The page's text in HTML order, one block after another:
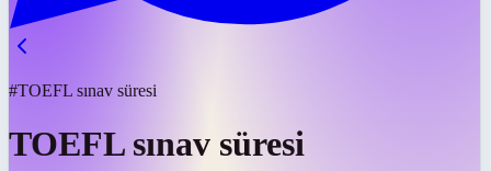
#TOEFL sınav süresi
TOEFL sınav süresi